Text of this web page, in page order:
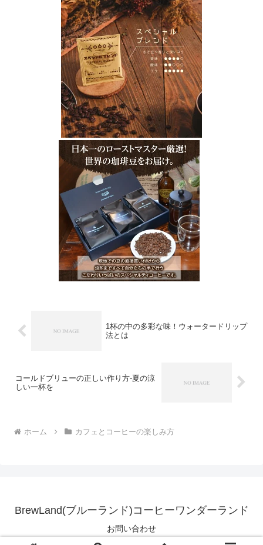
1杯の中の多彩な味！ウォータードリップ
法とは
コールドブリューの正しい作り方-夏の涼
しい一杯を
ホーム カフェとコーヒーの楽しみ方
BrewLand(ブルーランド)コーヒーワンダーランド
お問い合わせ